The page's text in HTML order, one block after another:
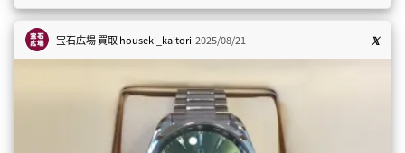
宝石広場 買取houseki_kaitori 2025/08/21